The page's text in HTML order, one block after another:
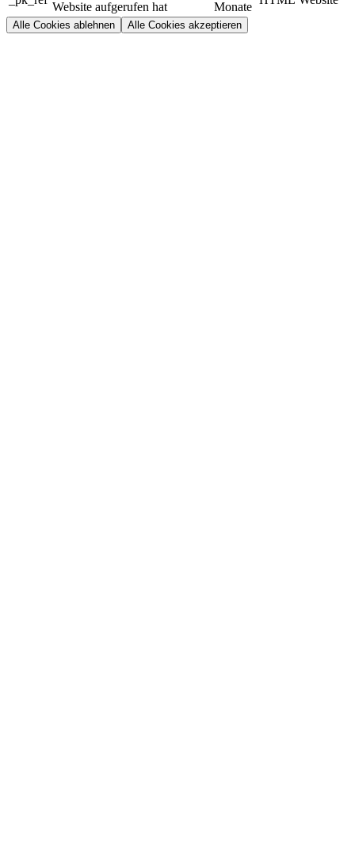
Website aufgerufen hat Monate
Alle Cookies ablehnen Alle Cookies akzeptieren